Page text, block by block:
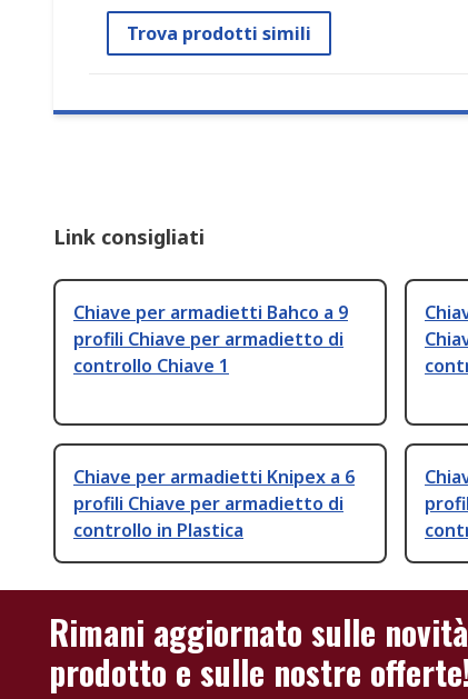
Trova prodotti simili
Link consigliati
Chiave per armadietti Bahco a 9
profili Chiave per armadietto di
controllo Chiave 1
Chiave per armadietti Knipex a 6
profili Chiave per armadietto di
controllo in Plastica
Rimani aggiornato sulle
prodotto e sulle nostre